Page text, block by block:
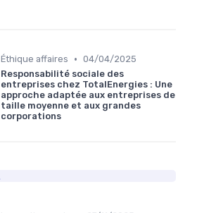
Éthique affaires • 04/04/2025
Responsabilité sociale des
entreprises chez TotalEnergies : Une
approche adaptée aux entreprises de
taille moyenne et aux grandes
corporations